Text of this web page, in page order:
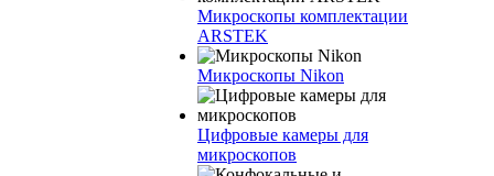
Микроскопы комплектации
ARSTEK
Микроскопы Nikon
Цифровые камеры для
микроскопов